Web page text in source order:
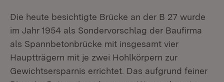
Die heute besichtigte Brücke an der B 27 wurde
im Jahr 1954 als Sondervorschlag der Baufirma
als Spannbetonbrücke mit insgesamt vier
Hauptträgern mit je zwei Hohlkörpern zur
Gewichtsersparnis errichtet. Das aufgrund feiner